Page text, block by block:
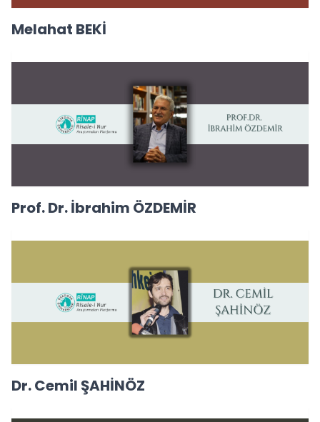
Melahat BEKİ
Prof. Dr. İbrahim ÖZDEMİR
Dr. Cemil ŞAHİNÖZ